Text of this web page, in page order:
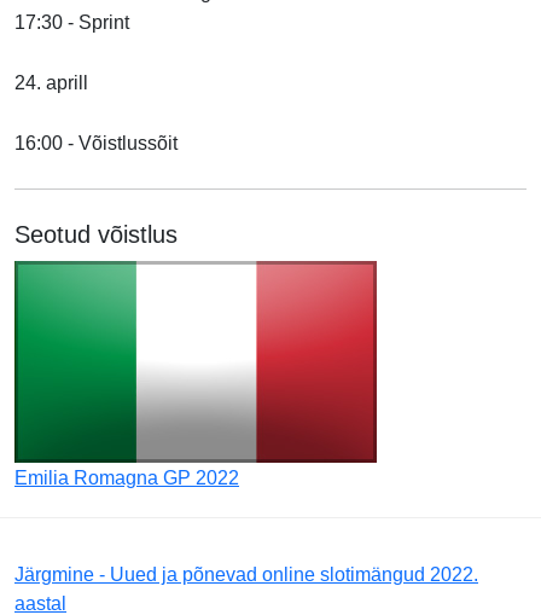
17:30 - Sprint
24. aprill
16:00 - Võistlussõit
Seotud võistlus
Emilia Romagna GP 2022
Järgmine - Uued ja põnevad online slotimängud 2022.
aastal